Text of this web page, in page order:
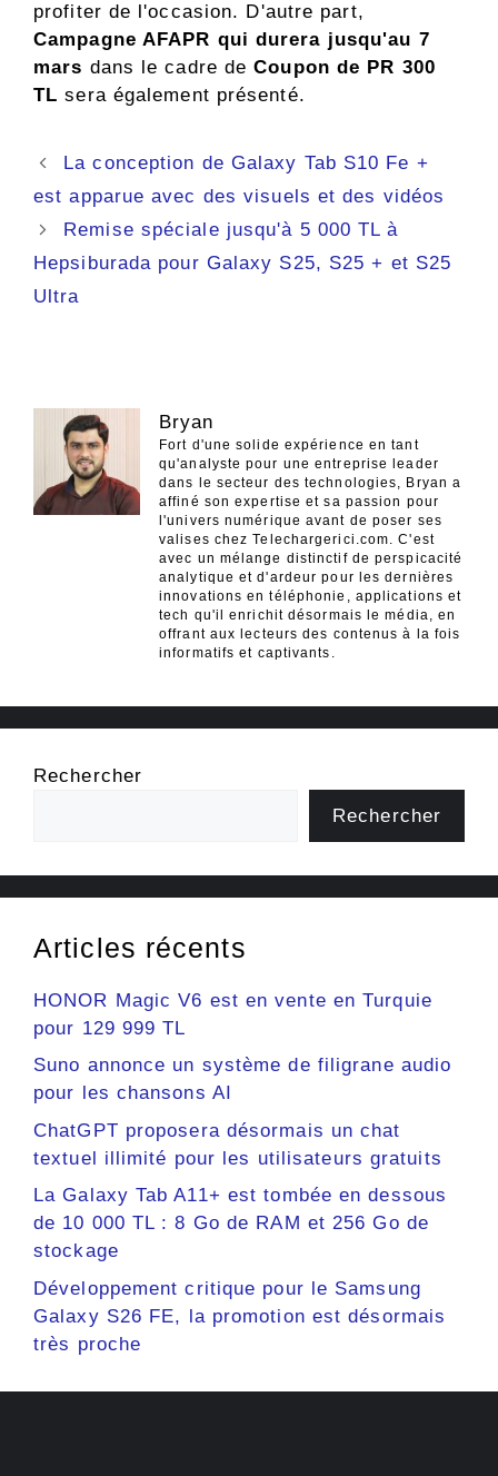
profiter de l'occasion. D'autre part,
Campagne AFAPR qui durera jusqu'au 7
mars dans le cadre deCoupon de PR 300
TL sera également présenté.
Navigation
des
La conception de Galaxy Tab S10 Fe +
est apparue avec des visuels et des vidéos
Remise spéciale jusqu'à 5 000 TL à
Hepsiburada pour Galaxy S25, S25 + et S25
Ultra
Bryan
Fort d'une solide expérience en tant
qu'analyste pour une entreprise leader
dans le secteur des technologies, Bryan a
affiné son expertise et sa passion pour
l'univers numérique avant de poser ses
valises chez Telechargerici.com. C'est
avec un mélange distinctif de perspicacité
analytique et d'ardeur pour les dernières
innovations en téléphonie, applications et
tech qu'il enrichit désormais le média, en
offrant aux lecteurs des contenus à la fois
informatifs et captivants.
Rechercher
Rechercher
Articles récents
HONOR Magic V6 est en vente en Turquie
pour 129 999 TL
Suno annonce un système de filigrane audio
pour les chansons AI
ChatGPT proposera désormais un chat
textuel illimité pour les utilisateurs gratuits
La Galaxy Tab A11+ est tombée en dessous
de 10 000 TL : 8 Go de RAM et 256 Go de
stockage
Développement critique pour le Samsung
Galaxy S26 FE, la promotion est désormais
très proche